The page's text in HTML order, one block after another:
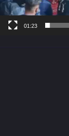
01:23